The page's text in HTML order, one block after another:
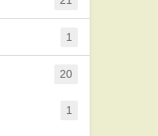
1
20
1